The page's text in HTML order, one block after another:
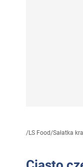
/LS Food/Sałatka